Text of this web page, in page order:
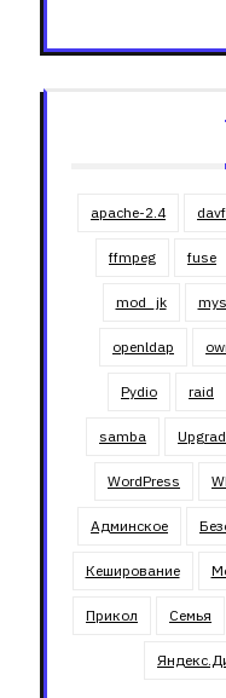
apache-2.4
ffmpeg fuse
mod_jk
openldap
Pydio raid
samba
WordPress
Админское
Кеширование
Прикол Семья